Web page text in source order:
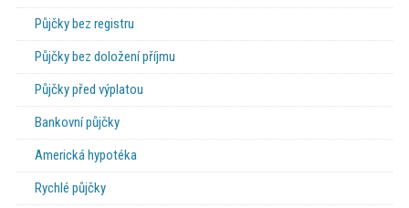
Půjčky bez registru
Půjčky bez doložení příjmu
Půjčky před výplatou
Bankovní půjčky
Americká hypotéka
Rychlé půjčky